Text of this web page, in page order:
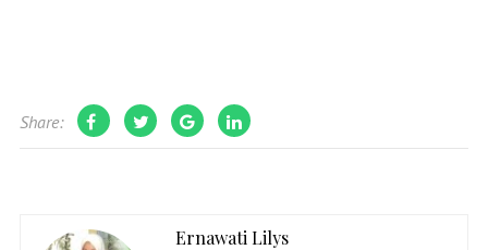
Share:
Ernawati Lilys